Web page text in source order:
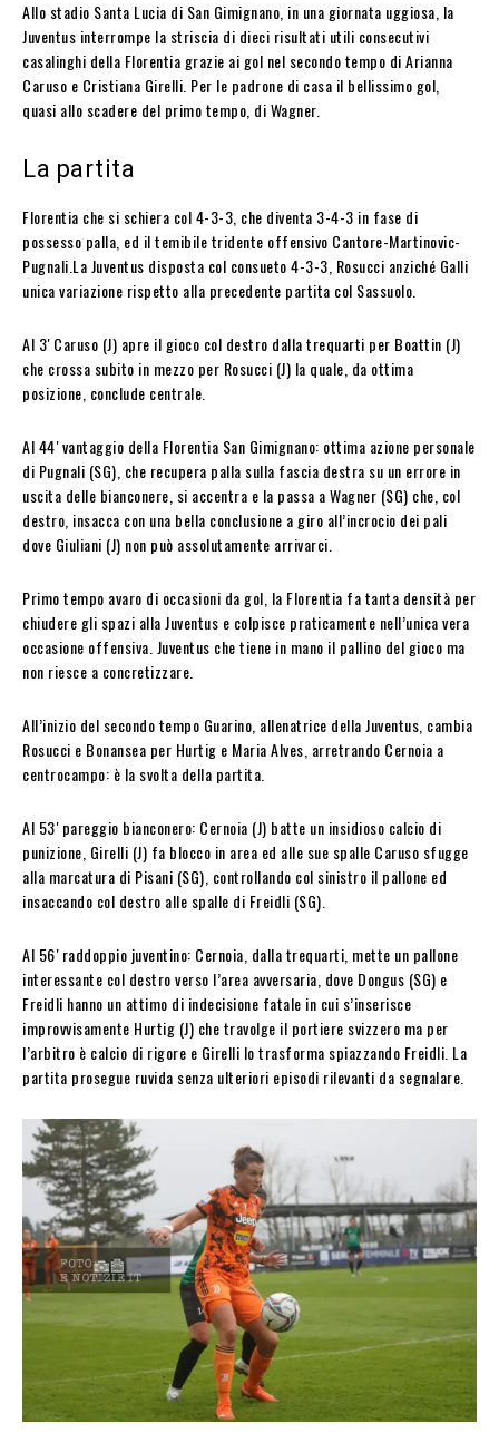
Allo stadio Santa Lucia di San Gimignano, in una giornata uggiosa, la
Juventus interrompe la striscia di dieci risultati utili consecutivi
casalinghi della Florentia grazie ai gol nel secondo tempo di Arianna
Caruso e Cristiana Girelli. Per le padrone di casa il bellissimo gol,
quasi allo scadere del primo tempo, di Wagner.
La partita
Florentia che si schiera col 4-3-3, che diventa 3-4-3 in fase di
possesso palla, ed il temibile tridente offensivo Cantore-Martinovic-
Pugnali.La Juventus disposta col consueto 4-3-3, Rosucci anziché Galli
unica variazione rispetto alla precedente partita col Sassuolo.
Al 3′ Caruso (J) apre il gioco col destro dalla trequarti per Boattin (J)
che crossa subito in mezzo per Rosucci (J) la quale, da ottima
posizione, conclude centrale.
Al 44′ vantaggio della Florentia San Gimignano: ottima azione personale
di Pugnali (SG), che recupera palla sulla fascia destra su un errore in
uscita delle bianconere, si accentra e la passa a Wagner (SG) che, col
destro, insacca con una bella conclusione a giro all’incrocio dei pali
dove Giuliani (J) non può assolutamente arrivarci.
Primo tempo avaro di occasioni da gol, la Florentia fa tanta densità per
chiudere gli spazi alla Juventus e colpisce praticamente nell’unica vera
occasione offensiva. Juventus che tiene in mano il pallino del gioco ma
non riesce a concretizzare.
All’inizio del secondo tempo Guarino, allenatrice della Juventus, cambia
Rosucci e Bonansea per Hurtig e Maria Alves, arretrando Cernoia a
centrocampo: è la svolta della partita.
Al 53′ pareggio bianconero: Cernoia (J) batte un insidioso calcio di
punizione, Girelli (J) fa blocco in area ed alle sue spalle Caruso sfugge
alla marcatura di Pisani (SG), controllando col sinistro il pallone ed
insaccando col destro alle spalle di Freidli (SG).
Al 56′ raddoppio juventino: Cernoia, dalla trequarti, mette un pallone
interessante col destro verso l’area avversaria, dove Dongus (SG) e
Freidli hanno un attimo di indecisione fatale in cui s’inserisce
improvvisamente Hurtig (J) che travolge il portiere svizzero ma per
l’arbitro è calcio di rigore e Girelli lo trasforma spiazzando Freidli. La
partita prosegue ruvida senza ulteriori episodi rilevanti da segnalare.